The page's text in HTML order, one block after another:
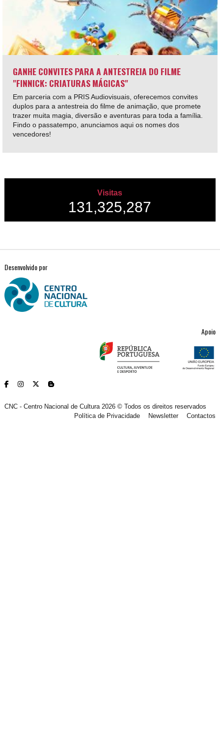
GANHE CONVITES PARA A ANTESTREIA DO FILME
"FINNICK: CRIATURAS MÁGICAS"
Em parceria com a PRIS Audiovisuais, oferecemos convites
duplos para a antestreia do filme de animação, que promete
trazer muita magia, diversão e aventuras para toda a família.
Findo o passatempo, anunciamos aqui os nomes dos
vencedores!
Visitas
131,325,287
Desenvolvido por
Apoio
CNC - Centro Nacional de Cultura 2026 © Todos os direitos reservados
Política de Privacidade
Newsletter Contactos